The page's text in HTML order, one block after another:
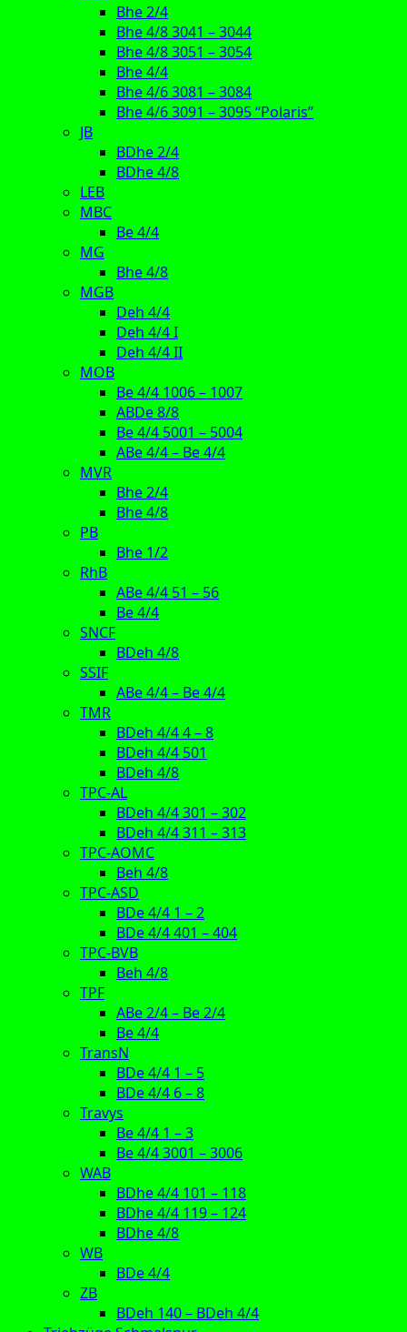
Bhe 2/4
Bhe 4/8 3041 – 3044
Bhe 4/8 3051 – 3054
Bhe 4/4
Bhe 4/6 3081 – 3084
Bhe 4/6 3091 – 3095 “Polaris”
JB
BDhe 2/4
BDhe 4/8
LEB
MBC
Be 4/4
MG
Bhe 4/8
MGB
Deh 4/4
Deh 4/4 I
Deh 4/4 II
MOB
Be 4/4 1006 – 1007
ABDe 8/8
Be 4/4 5001 – 5004
ABe 4/4 – Be 4/4
MVR
Bhe 2/4
Bhe 4/8
PB
Bhe 1/2
RhB
ABe 4/4 51 – 56
Be 4/4
SNCF
BDeh 4/8
SSIF
ABe 4/4 – Be 4/4
TMR
BDeh 4/4 4 – 8
BDeh 4/4 501
BDeh 4/8
TPC-AL
BDeh 4/4 301 – 302
BDeh 4/4 311 – 313
TPC-AOMC
Beh 4/8
TPC-ASD
BDe 4/4 1 – 2
BDe 4/4 401 – 404
TPC-BVB
Beh 4/8
TPF
ABe 2/4 – Be 2/4
Be 4/4
TransN
BDe 4/4 1 – 5
BDe 4/4 6 – 8
Travys
Be 4/4 1 – 3
Be 4/4 3001 – 3006
WAB
BDhe 4/4 101 – 118
BDhe 4/4 119 – 124
BDhe 4/8
WB
BDe 4/4
ZB
BDeh 140 – BDeh 4/4